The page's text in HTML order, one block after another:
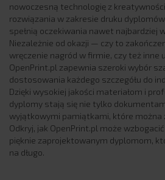
nowoczesną technologię z
rozwiązania w zakresie druku
spełnią oczekiwania nawet najbardziej
Niezależnie od okazji — czy to
wręczenie nagród w firmie, czy też inne
OpenPrint.pl zapewnia szeroki wybór
dostosowania każdego szczegółu do
Dzięki wysokiej jakości materiałom i
dyplomy stają się nie tylko
wyjątkowymi pamiątkami, które można
Odkryj, jak OpenPrint.pl może
pięknie zaprojektowanym dyplomom,
na długo.